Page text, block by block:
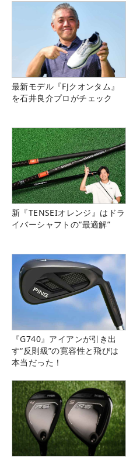
最新モデル『FJクオンタム』
を石井良介プロがチェック
新『TENSEIオレンジ』はドラ
イバーシャフトの“最適解”
『G740』アイアンが引き出
す“反則級”の寛容性と飛びは
本当だった！